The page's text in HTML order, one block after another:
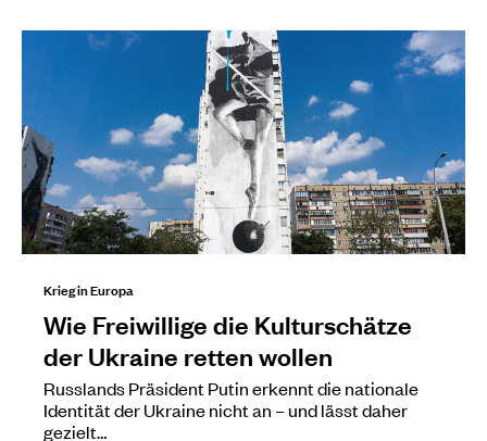
Krieg in Europa
Wie Freiwillige die Kulturschätze
der Ukraine retten wollen
Russlands Präsident Putin erkennt die nationale
Identität der Ukraine nicht an – und lässt daher
gezielt…